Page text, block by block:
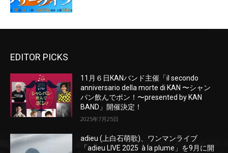
EDITOR PICKS
11月６日KANバンド主催「il secondo
anniversario della morte di KAN 〜シャン
パン飲んでポン！〜presented by KAN
BAND」開催決定！
2025年7月25日
adieu (上白石萌歌)、ワンマンライブ
「adieu LIVE 2025 à la plume」を9月に開